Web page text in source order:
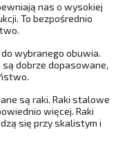
nas o wysokiej
To bezpośrednio
wybranego obuwia.
są dobrze dopasowane,
są raki. Raki stalowe
więcej. Raki
się przy skalistym i